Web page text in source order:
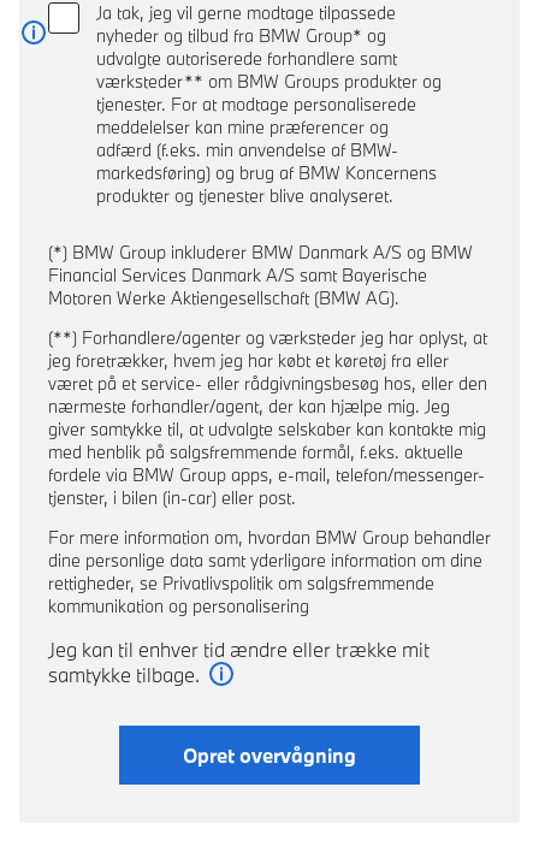
Ja tak, jeg vil gerne modtage tilpassede
nyheder og tilbud fra BMW Group* og
udvalgte autoriserede forhandlere samt
værksteder** om BMW Groups produkter og
tjenester. For at modtage personaliserede
meddelelser kan mine præferencer og
adfærd (f.eks. min anvendelse af BMW-
markedsføring) og brug af BMW Koncernens
produkter og tjenester blive analyseret.
Læs mere
(*) BMW Group inkluderer BMW Danmark A/S og BMW
Financial Services Danmark A/S samt Bayerische
Motoren Werke Aktiengesellschaft (BMW AG).
(**) Forhandlere/agenter og værksteder jeg har oplyst, at
jeg foretrækker, hvem jeg har købt et køretøj fra eller
været på et service- eller rådgivningsbesøg hos, eller den
nærmeste forhandler/agent, der kan hjælpe mig. Jeg
giver samtykke til, at udvalgte selskaber kan kontakte mig
med henblik på salgsfremmende formål, f.eks. aktuelle
fordele via BMW Group apps, e-mail, telefon/messenger-
tjenster, i bilen (in-car) eller post.
For mere information om, hvordan BMW Group behandler
dine personlige data samt yderligare information om dine
rettigheder, se Privatlivspolitik om salgsfremmende
kommunikation og personalisering
Jeg kan til enhver tid ændre eller trække mit
samtykke tilbage.
Opret overvågning